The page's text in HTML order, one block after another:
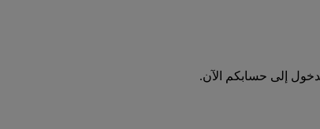
إلى حسابكم الآن.